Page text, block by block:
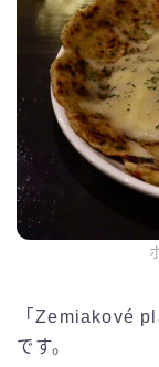
「Zemiakové
です。